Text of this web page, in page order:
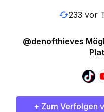
233 vor
@denofthieves
+ Zum Verfolgen